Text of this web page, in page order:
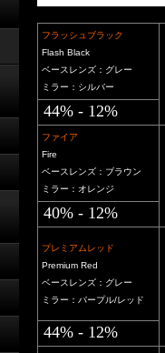
フラッシュブラック
Flash Black
ベースレンズ：グレー
ミラー：シルバー
44% - 12%
ファイア
Fire
ベースレンズ：ブラウン
ミラー：オレンジ
40% - 12%
プレミアムレッド
Premium Red
ベースレンズ：グレー
ミラー：パープル/レッド
44% - 12%